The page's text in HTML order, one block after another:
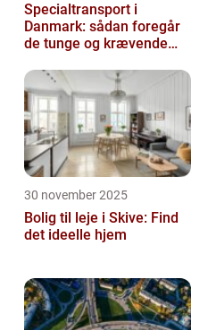
Specialtransport i
Danmark: sådan foregår
de tunge og krævende
30 november 2025
Bolig til leje i Skive: Find
det ideelle hjem